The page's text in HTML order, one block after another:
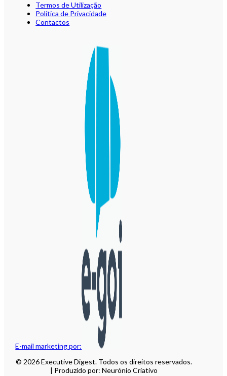
E-mail marketing por:
Termos de Utilização
Política de Privacidade
Contactos
© 2026 Executive Digest. Todos os direitos reservados.
| Produzido por: Neurónio Criativo